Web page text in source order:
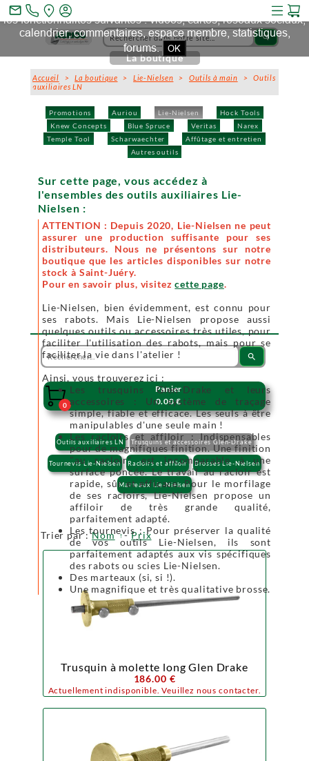
search
Promotions Auriou Lie-Nielsen
Hock Tools
Knew Concepts
Blue Spruce Veritas
Narex
Temple Tool
Scharwaechter
Affûtage et entretien
Autres outils
La boutique
Accueil >La boutique >Lie-Nielsen >Outils à main > Outils
auxiliaires LN
Sur cette page, vous accédez à
l'ensembles des outils auxiliaires Lie-
Nielsen :
ATTENTION : Depuis 2020, Lie-Nielsen ne peut
assurer une production suffisante pour ses
distributeurs. Nous ne présentons sur notre
boutique que les articles disponibles sur notre
stock à Saint-Juéry.
Pour en savoir plus, visitezcette page.
Lie-Nielsen, bien évidemment, est connu pour
ses rabots. Mais Lie-Nielsen propose aussi
quelques outils ou accessoires très utiles, pour
faciliter l'utilisation des rabots, mais pour se
faciliter la vie dans l'atelier !
Ainsi, vous trouverez ici :
Les trusquins Glen-Drake et leurs
accessoires : Un système de traçage
simple, fiable et efficace. Les seuls à être
manipulables d'une seule main !
Les racloirs et affiloir : Indispensables
pour de magnifiques finition. Une finition
"au racloir" est incomparable à une
surface poncée. Le travail au racloir est
rapide, sûr et efficace. Pour le morfilage
de ses racloirs, Lie-Nielsen propose un
affiloir de très grande qualité,
parfaitement adapté.
Les tournevis : Pour préserver la qualité
de vos outils Lie-Nielsen, ils sont
parfaitement adaptés aux vis spécifiques
des rabots ou scies Lie-Nielsen.
Des marteaux (si, si !).
Une magnifique et très qualitative brosse.
search

0
Panier
0.00 €
Outils auxiliaires LN Trusquins et accessoires Glen-Drake
Tournevis Lie-Nielsen Racloirs et affiloir Brosses Lie-Nielsen
Marteaux Lie-Nielsen
Trier par :Nom -Prix
Trusquin à molette long Glen Drake
186.00 €
Actuellement indisponible. Veuillez nous contacter.
mail_outline
Ce site et des sites tiers qu'il utilise collectent des cookies pour
les fonctionnalités suivantes : vidéos, cartes, réseaux sociaux,
calendrier, commentaires, espace membre, statistiques,
forums. OK